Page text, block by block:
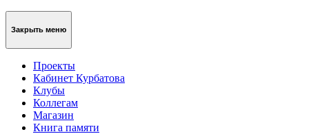
Закрыть меню
Проекты
Кабинет Курбатова
Клубы
Коллегам
Магазин
Книга памяти